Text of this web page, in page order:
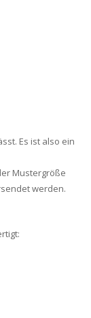
Es ist also ein
Mustergröße
werden.